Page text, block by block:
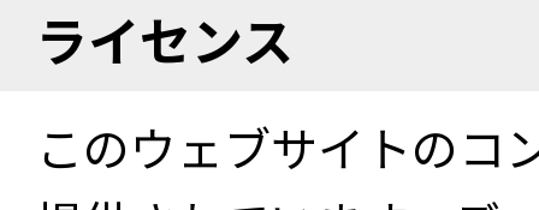
ライセンス
このウェブサイトのコ